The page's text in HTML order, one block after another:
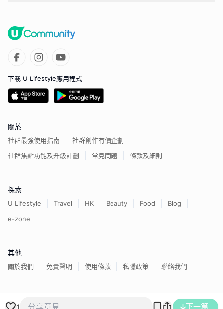
1 下一篇
下載 U Lifestyle應用程式
關於
社群最強使用指南
社群創作有價企劃
社群焦點功能及升級計劃
常見問題 條款及細則
探索
U Lifestyle Travel HK Beauty Food
Blog
e-zone
其他
關於我們 免責聲明 使用條款 私隱政策 聯絡我們
香港經濟日報版權所有©